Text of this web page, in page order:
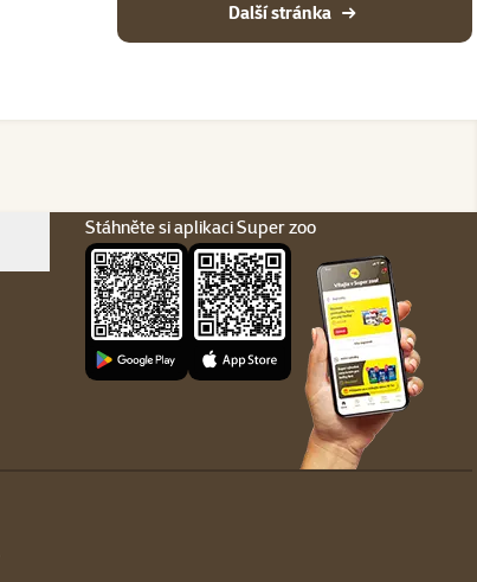
Další stránka
Stáhněte si aplikaci Super zoo